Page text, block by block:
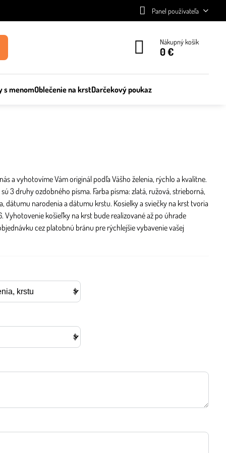
Panel používateľa
Nákupný košík
0 €
s menomOblečenie na krstDarčekový poukaz
a vyhotovíme Vám originál podľa Vášho želenia, rýchlo a kvalitne.
3 druhy ozdobného písma. Farba písma: zlatá, ružová, strieborná,
dátumu narodenia a dátumu krstu. Kosielky a sviečky na krst tvoria
Vyhotovenie košieľky na krst bude realizované až po úhrade
cez platobnú bránu pre rýchlejšie vybavenie vašej